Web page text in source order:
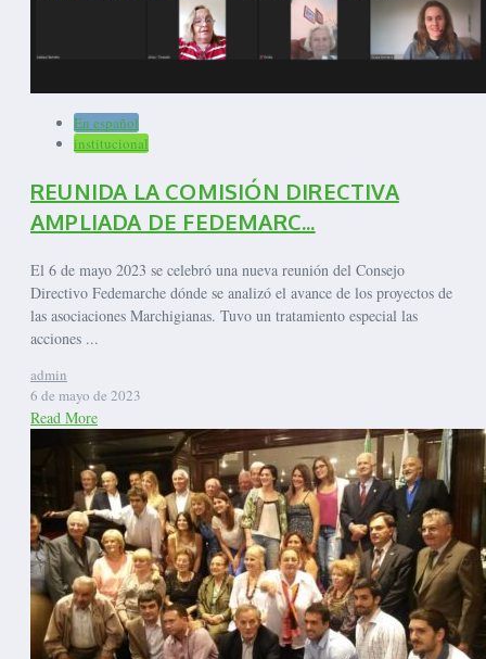
En español
institucional
REUNIDA LA COMISIÓN DIRECTIVA
AMPLIADA DE FEDEMARC...
El 6 de mayo 2023 se celebró una nueva reunión del Consejo
Directivo Fedemarche dónde se analizó el avance de los proyectos de
las asociaciones Marchigianas. Tuvo un tratamiento especial las
acciones ...
admin
6 de mayo de 2023
Read More